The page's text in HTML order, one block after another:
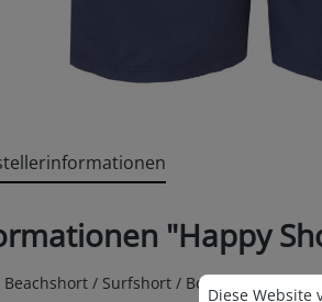
"Happy
/ Surfshort / Boardshort von
Cookie-
Diese Website
Diese Website